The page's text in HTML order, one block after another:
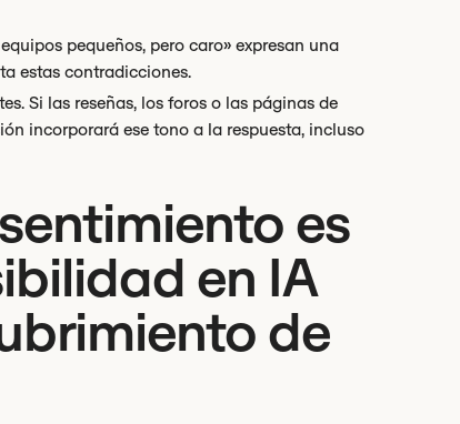
pequeños, pero caro» expresan una
estas contradicciones.
Si las reseñas, los foros o las páginas de
incorporará ese tono a la respuesta, incluso
es
en IA
de